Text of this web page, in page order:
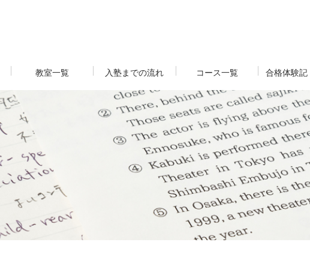
教室一覧 入塾までの流れ コース一覧 合格体験記